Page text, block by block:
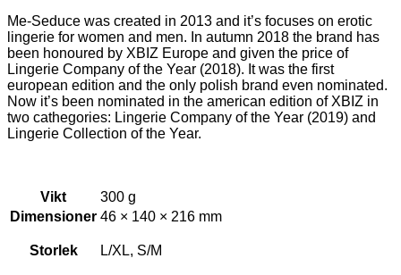
Me-Seduce was created in 2013 and it’s focuses on erotic
lingerie for women and men. In autumn 2018 the brand has
been honoured by XBIZ Europe and given the price of
Lingerie Company of the Year (2018). It was the first
european edition and the only polish brand even nominated.
Now it’s been nominated in the american edition of XBIZ in
two cathegories: Lingerie Company of the Year (2019) and
Lingerie Collection of the Year.
Vikt
300 g
Dimensioner 46 × 140 × 216 mm
Storlek L/XL, S/M